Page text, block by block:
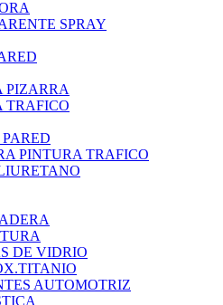
SPRAY
PIZARRA
TRAFICO
PINTURA TRAFICO
DE VIDRIO
AUTOMOTRIZ